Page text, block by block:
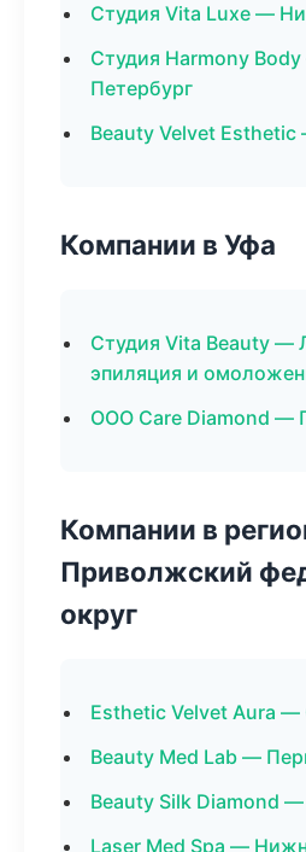
Студия Vita Luxe —
Студия Harmony
Петербург
Beauty Velvet
Компании в Уфа
Студия Vita Beauty —
эпиляция и
ООО Care Diamond —
Компании в
Приволжский
округ
Esthetic Velvet Aura —
Beauty Med Lab —
Beauty Silk Diamond
Laser Med Spa —